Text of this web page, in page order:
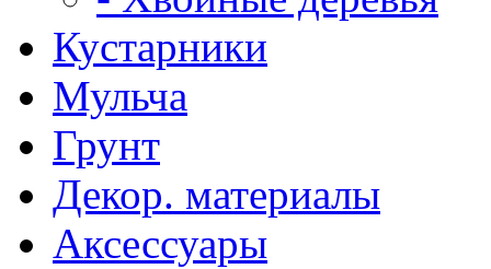
Кустарники
Мульча
Грунт
Декор. материалы
Аксессуары